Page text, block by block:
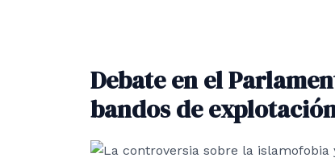
Debate en el
bandos de